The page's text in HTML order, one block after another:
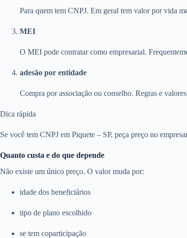
Para quem tem CNPJ. Em geral tem valor por vida
MEI
O MEI pode contratar como empresarial.
adesão por entidade
Compra por associação ou conselho. Regras e
Dica rápida
Se você tem CNPJ em Piquete – SP, peça preço no
Quanto custa e do que depende
Não existe um único preço. O valor muda por:
idade dos beneficiários
tipo de plano escolhido
se tem coparticipação